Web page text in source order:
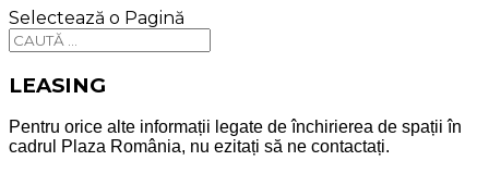
Selectează o Pagină
LEASING
Pentru orice alte informații legate de închirierea de spații în
cadrul Plaza România, nu ezitați să ne contactați.